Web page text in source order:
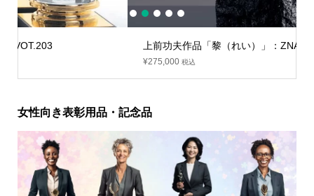
上前功夫作品「黎（れい）」：ZNA-9061
1 2 3 4 5
女性向き表彰用品・記念品